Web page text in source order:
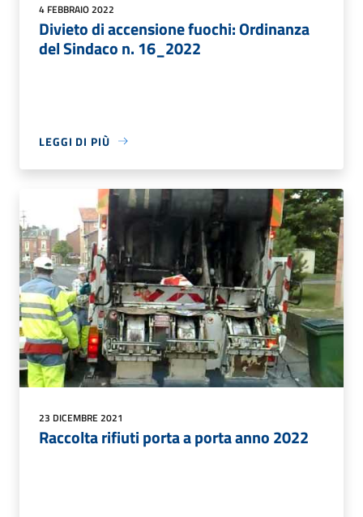
4 FEBBRAIO 2022
Divieto di accensione fuochi: Ordinanza
del Sindaco n. 16_2022
LEGGI DI PIÙ
23 DICEMBRE 2021
Raccolta rifiuti porta a porta anno 2022